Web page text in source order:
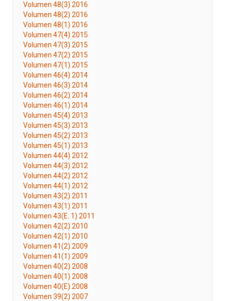
Volumen 48(3) 2016
Volumen 48(2) 2016
Volumen 48(1) 2016
Volumen 47(4) 2015
Volumen 47(3) 2015
Volumen 47(2) 2015
Volumen 47(1) 2015
Volumen 46(4) 2014
Volumen 46(3) 2014
Volumen 46(2) 2014
Volumen 46(1) 2014
Volumen 45(4) 2013
Volumen 45(3) 2013
Volumen 45(2) 2013
Volumen 45(1) 2013
Volumen 44(4) 2012
Volumen 44(3) 2012
Volumen 44(2) 2012
Volumen 44(1) 2012
Volumen 43(2) 2011
Volumen 43(1) 2011
Volumen 43(E. 1) 2011
Volumen 42(2) 2010
Volumen 42(1) 2010
Volumen 41(2) 2009
Volumen 41(1) 2009
Volumen 40(2) 2008
Volumen 40(1) 2008
Volumen 40(E) 2008
Volumen 39(2) 2007